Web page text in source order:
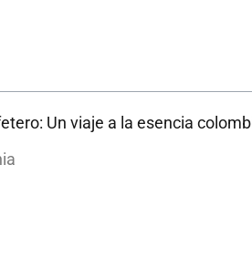
Un viaje a la esencia